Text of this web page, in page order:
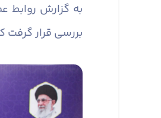
به گزارش روابط
بررسی قرار گرفت